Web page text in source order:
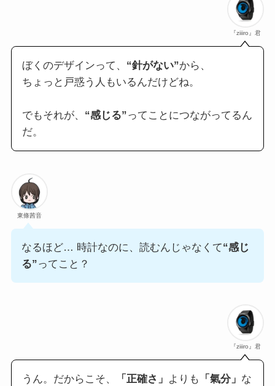
『ziiiro』君
ぼくのデザインって、 “針がない”から、
ちょっと戸惑う人もいるんだけどね。
でもそれが、 “感じる”ってことにつながってるん
だ。
東條茜音
なるほど… 時計なのに、読むんじゃなくて“感じ
る”ってこと？
『ziiiro』君
うん。だからこそ、 「正確さ」 よりも 「氣分」 な